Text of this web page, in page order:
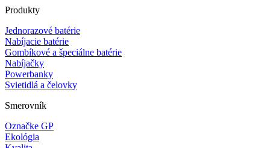
Produkty
Jednorazové batérie
Nabíjacie batérie
Gombíkové a špeciálne batérie
Nabíjačky
Powerbanky
Svietidlá a čelovky
Smerovník
Označke GP
Ekológia